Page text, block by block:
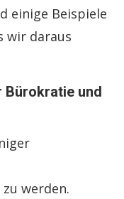
einige Beispiele
wir daraus
Bürokratie und
werden.